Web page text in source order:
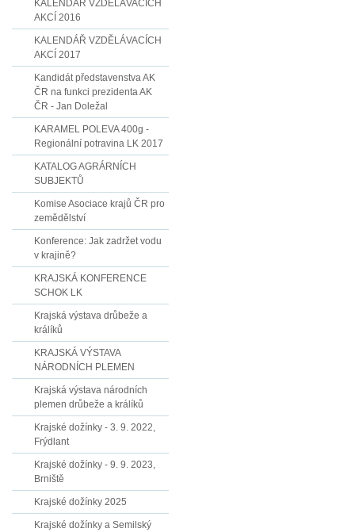
KALENDÁŘ VZDĚLÁVACÍCH
AKCÍ 2016
KALENDÁŘ VZDĚLÁVACÍCH
AKCÍ 2017
Kandidát představenstva AK
ČR na funkci prezidenta AK
ČR - Jan Doležal
KARAMEL POLEVA 400g -
Regionální potravina LK 2017
KATALOG AGRÁRNÍCH
SUBJEKTŮ
Komise Asociace krajů ČR pro
zemědělství
Konference: Jak zadržet vodu
v krajině?
KRAJSKÁ KONFERENCE
SCHOK LK
Krajská výstava drůbeže a
králíků
KRAJSKÁ VÝSTAVA
NÁRODNÍCH PLEMEN
Krajská výstava národních
plemen drůbeže a králíků
Krajské dožínky - 3. 9. 2022,
Frýdlant
Krajské dožínky - 9. 9. 2023,
Brniště
Krajské dožínky 2025
Krajské dožínky a Semilský